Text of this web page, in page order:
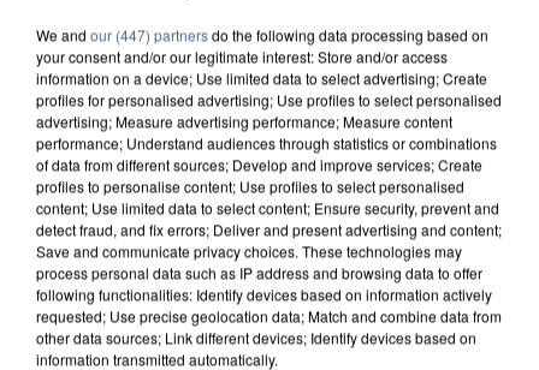
Saran, avant-dernier du classement, pour la 22ème
journée du championnat. Ils restent donc au 14
et dernier rang et tout espoir de maintien en
Starligue la saison prochaine semble désormais
hypothéqué. Il reste seulement quatre matches à
jouer avant la fin de la saison : Massy recevra
Paris, redoutable 2ème, le mercredi 09 mai, à
20h30, pour la 23èmejournée.
We and our (447) partnersdo the following data processing based on
your consent and/or our legitimate interest: Store and/or access
information on a device; Use limited data to select advertising; Create
profiles for personalised advertising; Use profiles to select personalised
advertising; Measure advertising performance; Measure content
performance; Understand audiences through statistics or combinations
of data from different sources; Develop and improve services; Create
profiles to personalise content; Use profiles to select personalised
content; Use limited data to select content; Ensure security, prevent and
detect fraud, and fix errors; Deliver and present advertising and content;
Save and communicate privacy choices. These technologies may
process personal data such as IP address and browsing data to offer
following functionalities: Identify devices based on information actively
requested; Use precise geolocation data; Match and combine data from
other data sources; Link different devices; Identify devices based on
information transmitted automatically.